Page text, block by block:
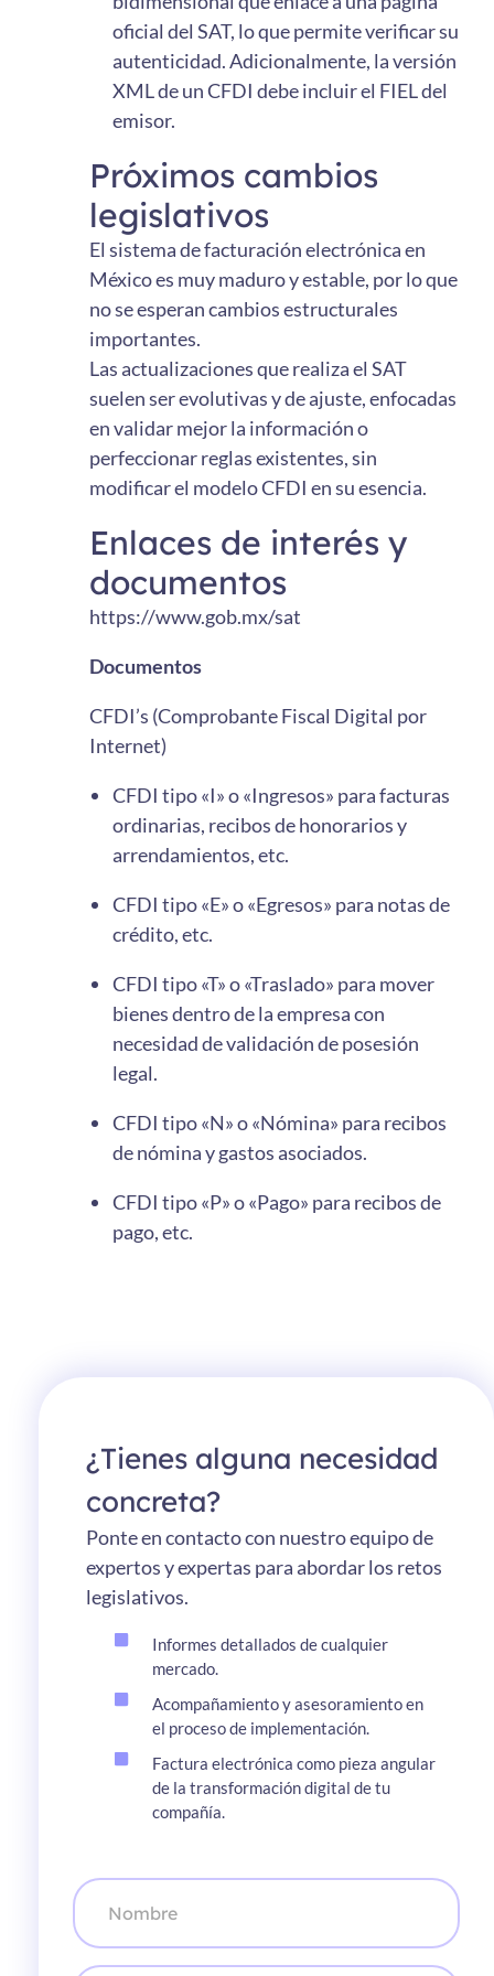
oficial del SAT, lo que permite verificar su
autenticidad. Adicionalmente, la versión
XML de un CFDI debe incluir el FIEL del
emisor.
Próximos cambios
legislativos
El sistema de facturación electrónica en
México es muy maduro y estable, por lo que
no se esperan cambios estructurales
importantes.
Las actualizaciones que realiza el SAT
suelen ser evolutivas y de ajuste, enfocadas
en validar mejor la información o
perfeccionar reglas existentes, sin
modificar el modelo CFDI en su esencia.
Enlaces de interés y
documentos
https://www.gob.mx/sat
Documentos
CFDI’s (Comprobante Fiscal Digital por
Internet)
CFDI tipo «I» o «Ingresos» para facturas
ordinarias, recibos de honorarios y
arrendamientos, etc.
CFDI tipo «E» o «Egresos» para notas de
crédito, etc.
CFDI tipo «T» o «Traslado» para mover
bienes dentro de la empresa con
necesidad de validación de posesión
legal.
CFDI tipo «N» o «Nómina» para recibos
de nómina y gastos asociados.
CFDI tipo «P» o «Pago» para recibos de
pago, etc.
¿Tienes alguna necesidad
concreta?
Ponte en contacto con nuestro equipo de
expertos y expertas para abordar los retos
legislativos.
Informes detallados de cualquier
mercado.
Acompañamiento y asesoramiento en
el proceso de implementación.
Factura electrónica como pieza angular
de la transformación digital de tu
compañía.
N
o
m
r